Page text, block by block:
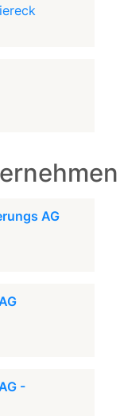
AG
-